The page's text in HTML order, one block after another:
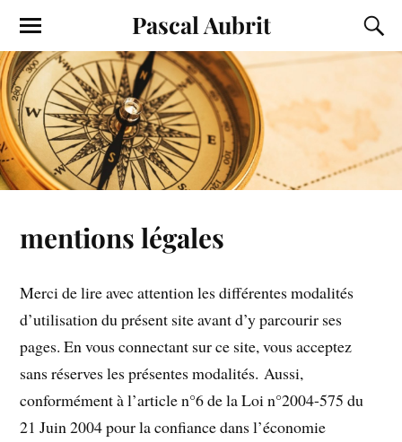
Pascal Aubrit
mentions légales
Merci de lire avec attention les différentes modalités
d’utilisation du présent site avant d’y parcourir ses
pages. En vous connectant sur ce site, vous acceptez
sans réserves les présentes modalités. Aussi,
conformément à l’article n°6 de la Loi n°2004-575 du
21 Juin 2004 pour la confiance dans l’économie